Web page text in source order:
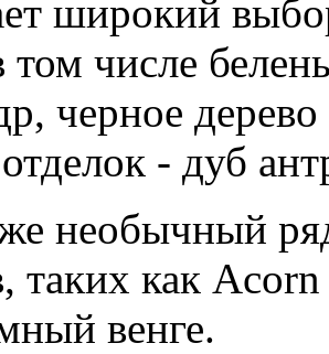
широкий
числе
черное
- дуб
необычный
таких как
венге.